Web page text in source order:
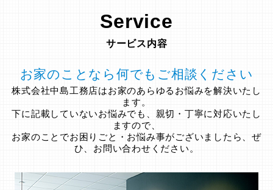
Service
サービス内容
お家のことなら何でもご相談ください
株式会社中島工務店はお家のあらゆるお悩みを解決いたし
ます。
下に記載していないお悩みでも、親切・丁寧に対応いたし
ますので、
お家のことでお困りごと・お悩み事がございましたら、ぜ
ひ、お問い合わせください。